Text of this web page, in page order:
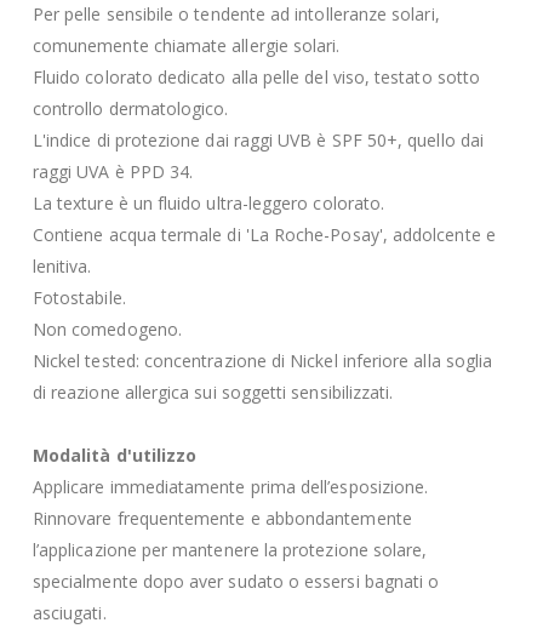
Per pelle sensibile o tendente ad intolleranze solari,
comunemente chiamate allergie solari.
Fluido colorato dedicato alla pelle del viso, testato sotto
controllo dermatologico.
L'indice di protezione dai raggi UVB è SPF 50+, quello dai
raggi UVA è PPD 34.
La texture è un fluido ultra-leggero colorato.
Contiene acqua termale di 'La Roche-Posay', addolcente e
lenitiva.
Fotostabile.
Non comedogeno.
Nickel tested: concentrazione di Nickel inferiore alla soglia
di reazione allergica sui soggetti sensibilizzati.
Modalità d'utilizzo
Applicare immediatamente prima dell’esposizione.
Rinnovare frequentemente e abbondantemente
l’applicazione per mantenere la protezione solare,
specialmente dopo aver sudato o essersi bagnati o
asciugati.